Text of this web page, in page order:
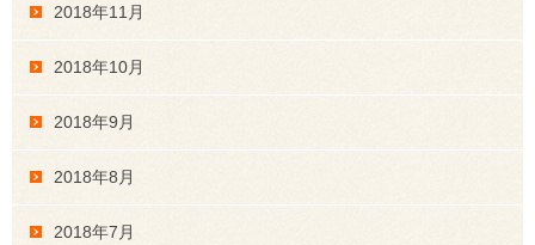
2018年11月
2018年10月
2018年9月
2018年8月
2018年7月